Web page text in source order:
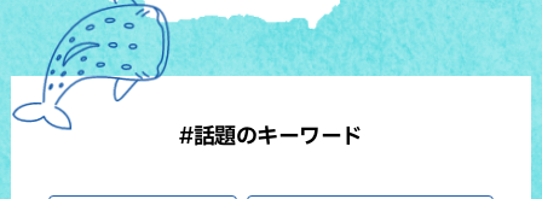
#話題のキーワード